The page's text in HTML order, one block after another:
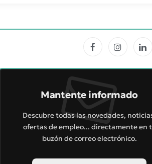
FacebookInstagram
Mantente informado
Descubre todas las novedades,
ofertas de empleo... directamente en
buzón de correo electrónico.